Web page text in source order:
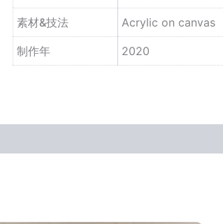
素材&技法 Acrylic on canvas
制作年 2020